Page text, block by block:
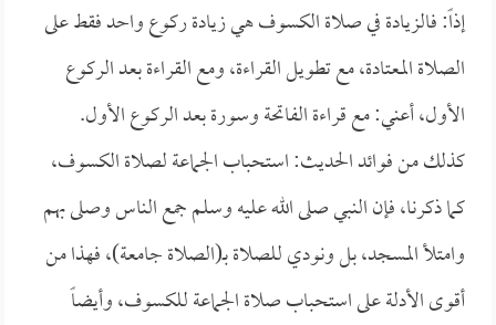
إذاً: فالزيادة في صلاة الكسوف هي زيادة ركوع واحد فقط على
الصلاة المعتادة، مع تطويل القراءة، ومع القراءة بعد الركوع
الأول، أعني: مع قراءة الفاتحة وسورة بعد الركوع الأول.
كذلك من فوائد الحديث: استحباب الجماعة لصلاة الكسوف،
كما ذكرنا، فإن النبي صلى الله عليه وسلم جمع الناس وصلى بهم
وامتلأ المسجد، بل ونودي للصلاة بـ(الصلاة جامعة)، فهذا من
أقوى الأدلة على استحباب صلاة الجماعة للكسوف، وأيضاً